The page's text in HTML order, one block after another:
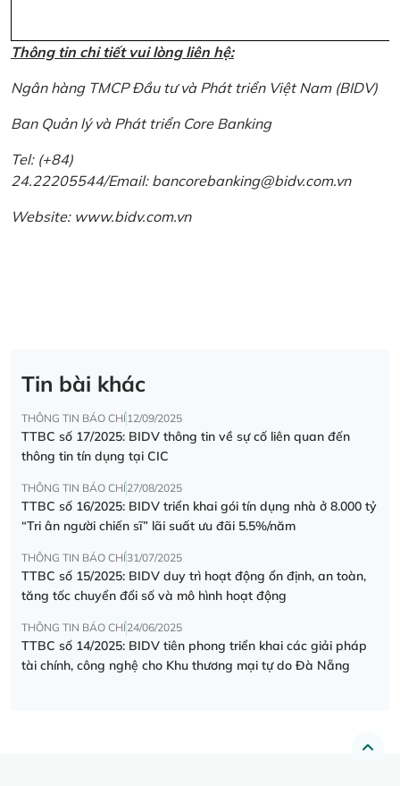
Thông tin chi tiết vui lòng liên hệ:
Ngân hàng TMCP Đầu tư và Phát triển Việt Nam (BIDV)
Ban Quản lý và Phát triển Core Banking
Tel: (+84)
24.22205544/Email: bancorebanking@bidv.com.vn
Website: www.bidv.com.vn
Tin bài khác
THÔNG TIN BÁO CHÍ12/09/2025
TTBC số 17/2025: BIDV thông tin về sự cố liên quan đến
thông tin tín dụng tại CIC
THÔNG TIN BÁO CHÍ27/08/2025
TTBC số 16/2025: BIDV triển khai gói tín dụng nhà ở 8.000 tỷ
“Tri ân người chiến sĩ” lãi suất ưu đãi 5.5%/năm
THÔNG TIN BÁO CHÍ31/07/2025
TTBC số 15/2025: BIDV duy trì hoạt động ổn định, an toàn,
tăng tốc chuyển đổi số và mô hình hoạt động
THÔNG TIN BÁO CHÍ24/06/2025
TTBC số 14/2025: BIDV tiên phong triển khai các giải pháp
tài chính, công nghệ cho Khu thương mại tự do Đà Nẵng